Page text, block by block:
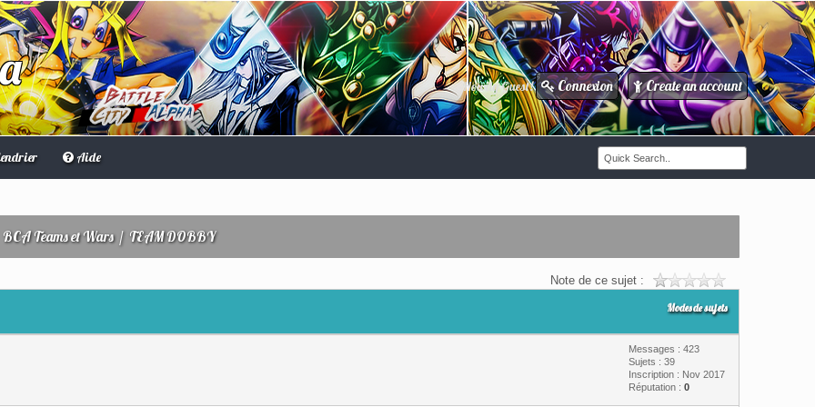
Howdy Guest! Connexion / Create an account
Aide
BCA Teams et Wars / TEAM DOBBY
Note de ce sujet :
Modes de sujets
Messages : 423
Sujets : 39
Inscription : Nov 2017
Réputation : 0